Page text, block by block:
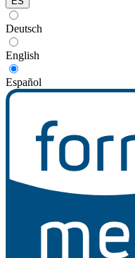
Deutsch
English
Español